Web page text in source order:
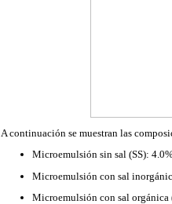
A continuación se muestran las
Microemulsión sin sal (SS):
Microemulsión con sal
Microemulsión con sal orgánica